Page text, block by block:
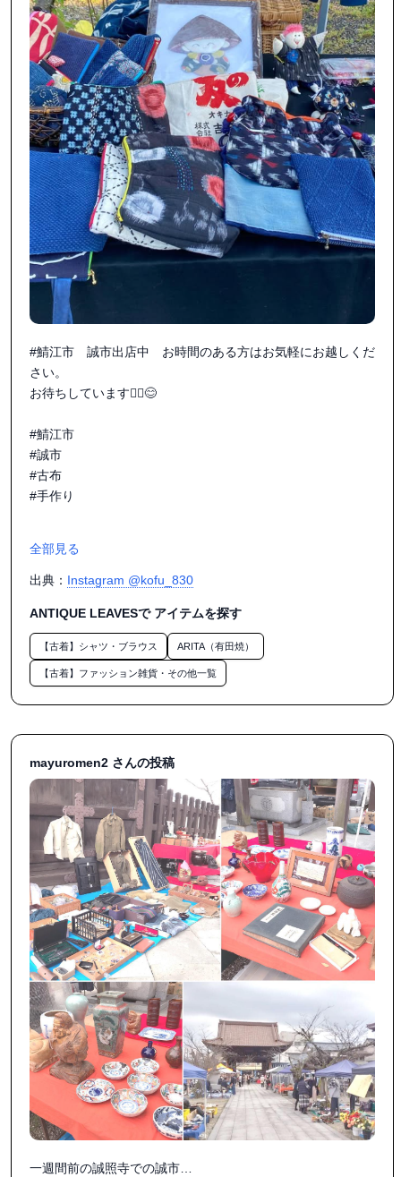
#鯖江市　誠市出店中　お時間のある方はお気軽にお越しくだ
さい。
お待ちしています🙇‍♀️😊
#鯖江市
#誠市
#古布
#手作り
全部見る
出典： Instagram @kofu_830
ANTIQUE LEAVESで アイテムを探す
【古着】シャツ・ブラウス ARITA（有田焼）
【古着】ファッション雑貨・その他一覧
mayuromen2 さんの投稿
一週間前の誠照寺での誠市…